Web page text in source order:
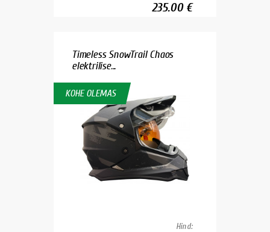
235.00 €
Timeless SnowTrail Chaos
elektrilise...
KOHE OLEMAS
Hind: